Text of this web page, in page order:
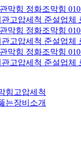
힘고압세척
는장비소개